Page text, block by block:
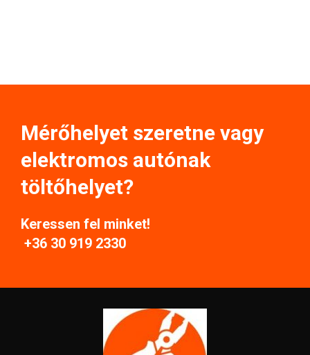
Mérőhelyet szeretne vagy
elektromos autónak
töltőhelyet?
Keressen fel minket!
+36 30 919 2330